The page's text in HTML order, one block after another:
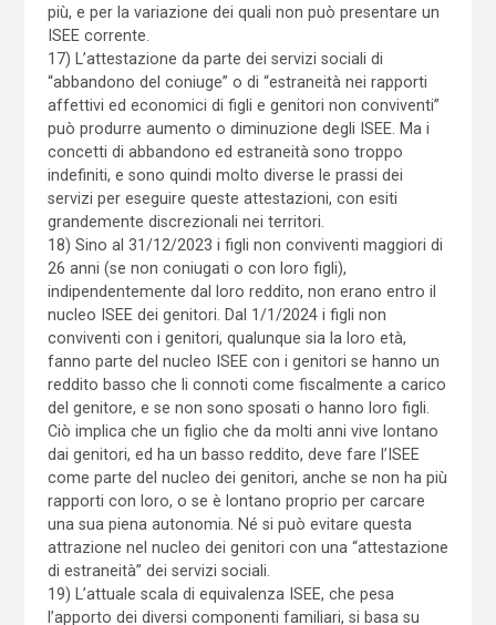
più, e per la variazione dei quali non può presentare un
ISEE corrente.
17) L’attestazione da parte dei servizi sociali di
“abbandono del coniuge” o di “estraneità nei rapporti
affettivi ed economici di figli e genitori non conviventi”
può produrre aumento o diminuzione degli ISEE. Ma i
concetti di abbandono ed estraneità sono troppo
indefiniti, e sono quindi molto diverse le prassi dei
servizi per eseguire queste attestazioni, con esiti
grandemente discrezionali nei territori.
18) Sino al 31/12/2023 i figli non conviventi maggiori di
26 anni (se non coniugati o con loro figli),
indipendentemente dal loro reddito, non erano entro il
nucleo ISEE dei genitori. Dal 1/1/2024 i figli non
conviventi con i genitori, qualunque sia la loro età,
fanno parte del nucleo ISEE con i genitori se hanno un
reddito basso che li connoti come fiscalmente a carico
del genitore, e se non sono sposati o hanno loro figli.
Ciò implica che un figlio che da molti anni vive lontano
dai genitori, ed ha un basso reddito, deve fare l’ISEE
come parte del nucleo dei genitori, anche se non ha più
rapporti con loro, o se è lontano proprio per carcare
una sua piena autonomia. Né si può evitare questa
attrazione nel nucleo dei genitori con una “attestazione
di estraneità” dei servizi sociali.
19) L’attuale scala di equivalenza ISEE, che pesa
l’apporto dei diversi componenti familiari, si basa su